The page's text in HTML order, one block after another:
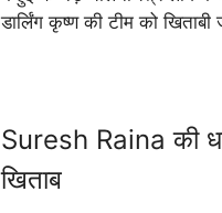
डार्लिंग कृष्ण की टीम को
Suresh Raina की
खिताब